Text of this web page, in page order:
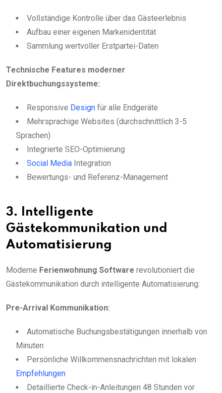
Vollständige Kontrolle über das Gästeerlebnis
Aufbau einer eigenen Markenidentität
Sammlung wertvoller Erstpartei-Daten
Technische Features moderner
Direktbuchungssysteme:
Responsive Design für alle Endgeräte
Mehrsprachige Websites (durchschnittlich 3-5
Sprachen)
Integrierte SEO-Optimierung
Social Media Integration
Bewertungs- und Referenz-Management
3. Intelligente
Gästekommunikation und
Automatisierung
Moderne Ferienwohnung Software revolutioniert die
Gästekommunikation durch intelligente Automatisierung:
Pre-Arrival Kommunikation:
Automatische Buchungsbestätigungen innerhalb von
Minuten
Persönliche Willkommensnachrichten mit lokalen
Empfehlungen
Detaillierte Check-in-Anleitungen 48 Stunden vor